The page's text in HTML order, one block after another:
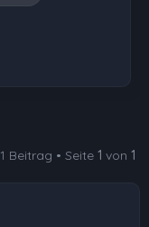
1 Beitrag • Seite 1 von 1